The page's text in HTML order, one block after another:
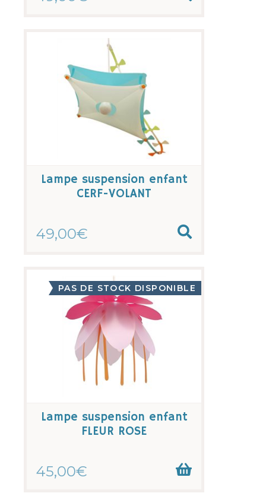
Lampe suspension enfant
CERF-VOLANT
49,00€
Lampe suspension enfant
FLEUR ROSE
45,00€
PAS DE STOCK DISPONIBLE